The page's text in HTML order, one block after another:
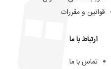
قوانین و مقررات
ارتباط با ما
تماس با ما